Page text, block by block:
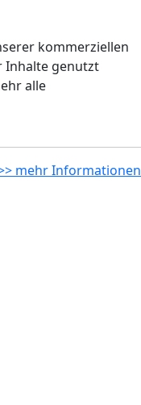
kommerziellen
Inhalte genutzt
alle
mehr Informationen